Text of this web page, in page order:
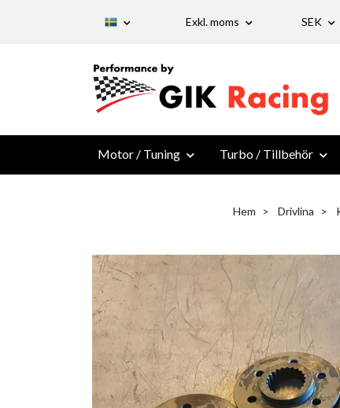
Exkl. moms SEK
Motor / Tuning Turbo / Tillbehör
Hem Drivlina